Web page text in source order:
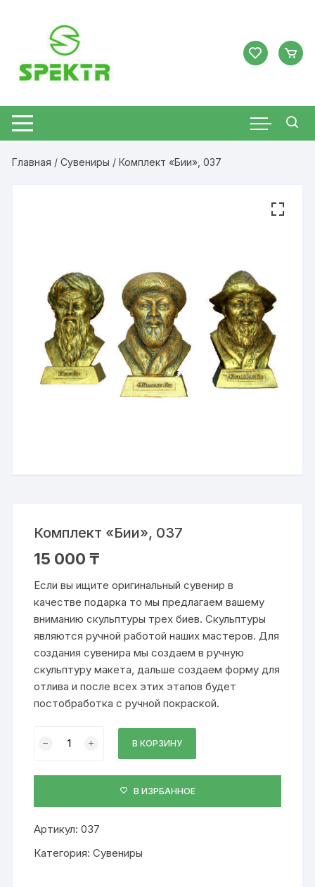
содержимому
Главная /Сувениры / Комплект «Бии», 037
Комплект «Бии», 037
15 000₸
Если вы ищите оригинальный сувенир в
качестве подарка то мы предлагаем вашему
вниманию скульптуры трех биев. Скульптуры
являются ручной работой наших мастеров. Для
создания сувенира мы создаем вручную
скульптуру макета , дальше создаем форму для
отлива и после всех этих этапов будет
постобработка с ручной покраской.
Комплект
В КОРЗИНУ
В ИЗРБАННОЕ
Артикул:037
Категория:Сувениры